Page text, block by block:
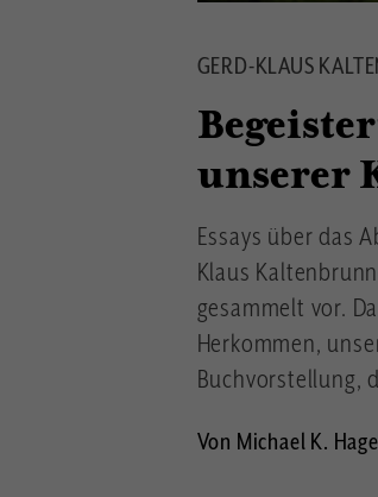
GERD-KLAUS
unserer
Essays über das
Klaus
gesammelt vor.
Herkommen,
Buchvorstellung,
Von Michael K.